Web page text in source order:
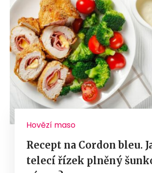
Hovězí maso
Recept na Cordon bleu.
telecí řízek plněný